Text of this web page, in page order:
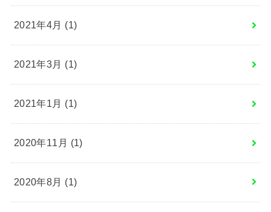
2021年4月 (1)
2021年3月 (1)
2021年1月 (1)
2020年11月 (1)
2020年8月 (1)